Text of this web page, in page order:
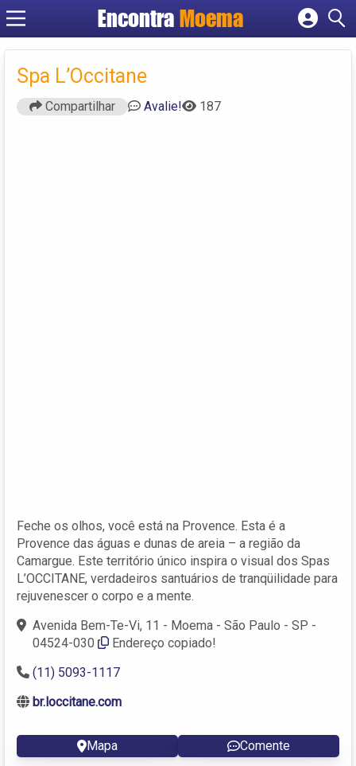
Encontra Moema
Spa L’Occitane
Compartilhar Avalie! 187
Feche os olhos, você está na Provence. Esta é a
Provence das águas e dunas de areia – a região da
Camargue. Este território único inspira o visual dos Spas
L’OCCITANE, verdadeiros santuários de tranqüilidade para
rejuvenescer o corpo e a mente.
Avenida Bem-Te-Vi, 11 - Moema - São Paulo - SP -
04524-030
Endereço copiado!
(11) 5093-1117
br.loccitane.com
Mapa Comente